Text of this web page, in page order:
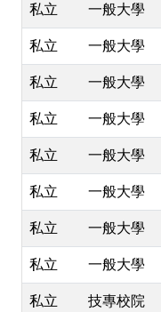
私立 一般大學
私立 一般大學
私立 一般大學
私立 一般大學
私立 一般大學
私立 一般大學
私立 一般大學
私立 一般大學
私立 技專校院